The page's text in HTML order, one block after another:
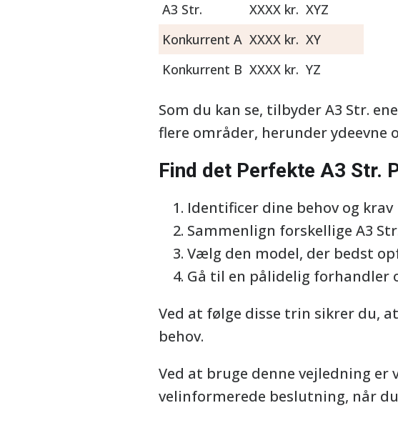
A3 Str.
XXXX kr. XYZ
Konkurrent A XXXX kr. XY
Konkurrent B XXXX kr. YZ
Som du kan se, tilbyder A3 Str.
flere områder, herunder ydeevne
Find det Perfekte A3 Str.
Identificer dine behov og krav
Sammenlign forskellige A3
Vælg den model, der bedst
Gå til en pålidelig forhandler
Ved at følge disse trin sikrer du,
behov.
Ved at bruge denne vejledning
velinformerede beslutning, når